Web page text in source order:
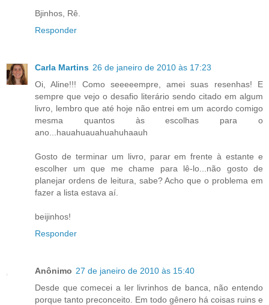
Bjinhos, Rê.
Responder
Carla Martins 26 de janeiro de 2010 às 17:23
Oi, Aline!!! Como seeeeempre, amei suas resenhas! E
sempre que vejo o desafio literário sendo citado em algum
livro, lembro que até hoje não entrei em um acordo comigo
mesma quantos às escolhas para o
ano...hauahuauahuahuhaauh
Gosto de terminar um livro, parar em frente à estante e
escolher um que me chame para lê-lo...não gosto de
planejar ordens de leitura, sabe? Acho que o problema em
fazer a lista estava aí.
beijinhos!
Responder
Anônimo 27 de janeiro de 2010 às 15:40
Desde que comecei a ler livrinhos de banca, não entendo
porque tanto preconceito. Em todo gênero há coisas ruins e